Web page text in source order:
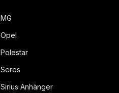
MG
Opel
Polestar
Seres
Sirius Anhänger